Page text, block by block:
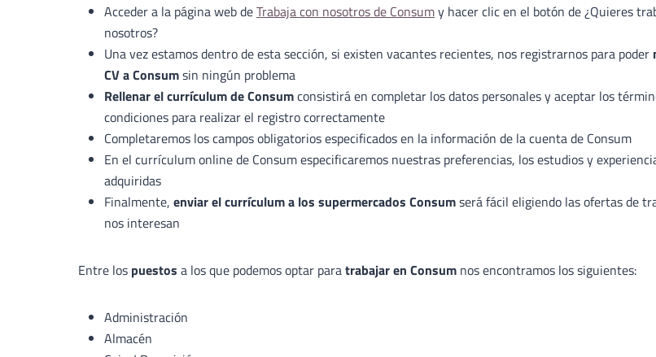
Acceder a la página web deTrabaja con nosotros de Consumy hacer clic en el botón de ¿Quieres
nosotros?
Una vez estamos dentro de esta sección, si existen vacantes recientes, nos registrarnos para poder
CV a Consumsin ningún problema
Rellenar el currículum de Consumconsistirá en completar los datos personales y aceptar los
condiciones para realizar el registro correctamente
Completaremos los campos obligatorios especificados en la información de la cuenta de Consum
En el currículum online de Consum especificaremos nuestras preferencias, los estudios y
adquiridas
Finalmente, enviar el currículum a los supermercados Consumserá fácil eligiendo las ofertas de
nos interesan
Entre los puestos a los que podemos optar paratrabajar en Consum nos encontramos los siguientes:
Administración
Almacén